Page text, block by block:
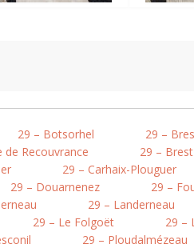
29 – Botsorhel 29 –
de Recouvrance
29 –
29 – Carhaix-Plouguer
29 – Douarnenez 29 –
29 – Landerneau
29 – Le Folgoët 29 –
29 – Ploudalmézeau